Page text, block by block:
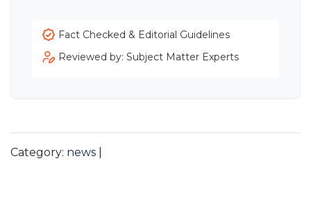
Fact Checked & Editorial Guidelines
Reviewed by: Subject Matter Experts
Category: news